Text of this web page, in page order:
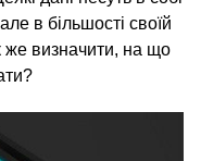
в більшості своїй
же визначити, на що